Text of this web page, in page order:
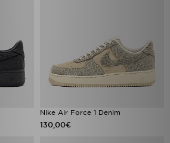
Nike Air Force 1 Denim
130,00€